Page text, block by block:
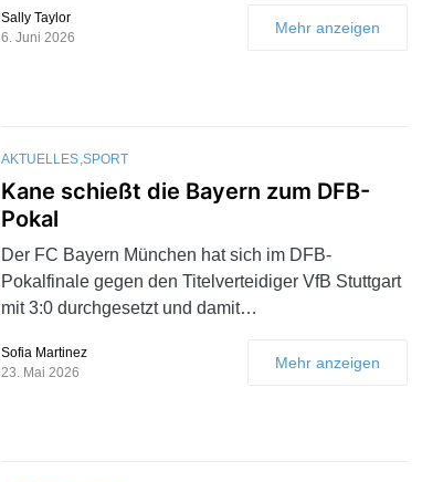
Sally Taylor
6. Juni 2026
Mehr anzeigen
AKTUELLES SPORT
Kane schießt die Bayern zum DFB-
Pokal
Der FC Bayern München hat sich im DFB-
Pokalfinale gegen den Titelverteidiger VfB Stuttgart
mit 3:0 durchgesetzt und damit…
Sofia Martinez
23. Mai 2026
Mehr anzeigen